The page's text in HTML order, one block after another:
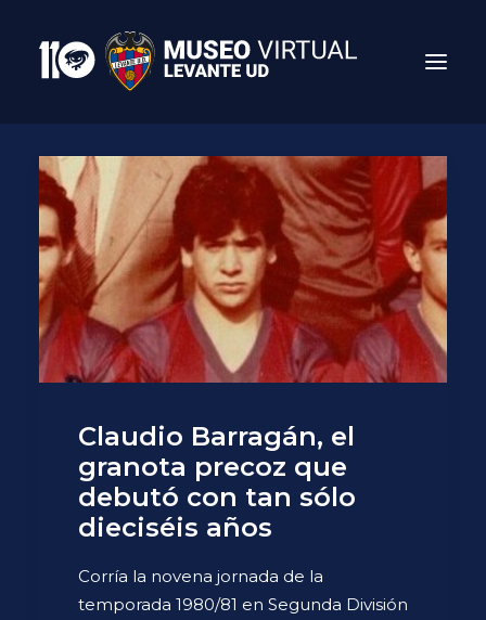
Search
Claudio Barragán, el
granota precoz que
debutó con tan sólo
dieciséis años
Corría la novena jornada de la
temporada 1980/81 en Segunda División